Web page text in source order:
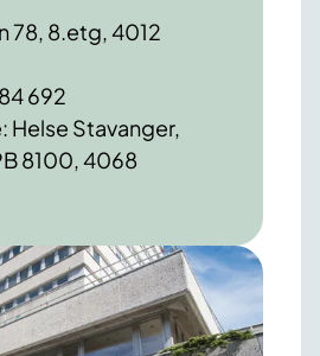
78, 8.etg, 4012
692
Helse Stavanger,
8100, 4068